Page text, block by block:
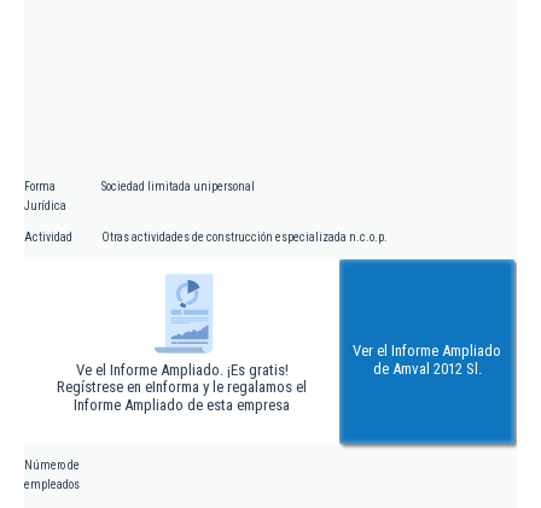
Forma
Jurídica
Sociedad limitada unipersonal
Actividad Otras actividades de construcción especializada n.c.o.p.
Ve el Informe Ampliado. ¡Es gratis!
Regístrese en eInforma y le regalamos el
Informe Ampliado de esta empresa
Ver el Informe Ampliado
de Amval 2012 Sl.
Número de
empleados